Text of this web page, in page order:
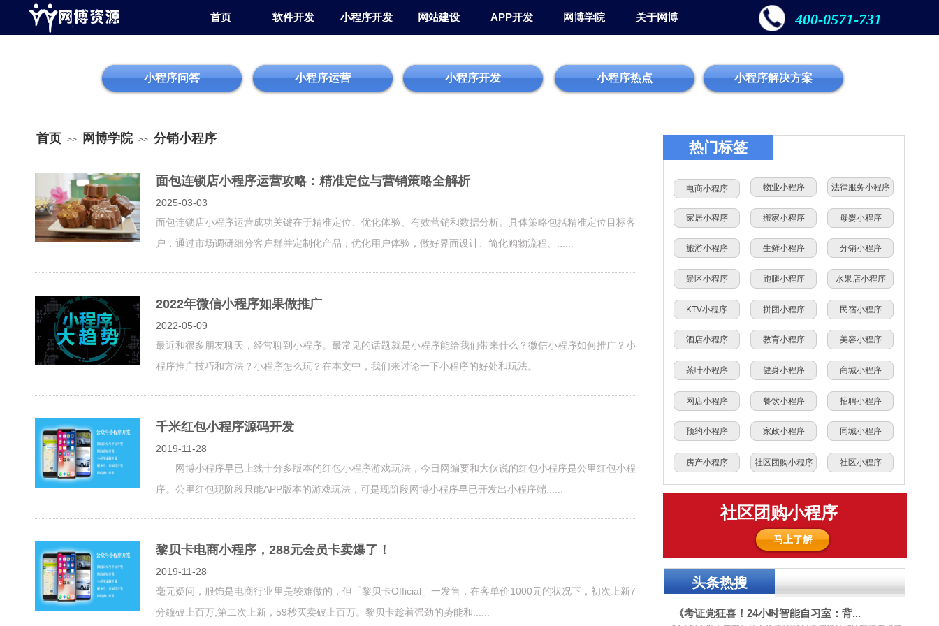
400-0571-731
首页 软件开发 小程序开发 网站建设 APP开发 网博学院 关于网博
小程序运营 小程序开发
小程序问答 小程序热点 小程序解决方案
头条热搜
《考证党狂喜！24小时智能自习室：背...
首页 >> 网博学院 >> 分销小程序
搬家小程序
物业小程序
家居小程序
旅游小程序
电商小程序
热门标签
生鲜小程序
景区小程序 跑腿小程序
KTV小程序 拼团小程序
酒店小程序 教育小程序
茶叶小程序 健身小程序
网店小程序 餐饮小程序
预约小程序 家政小程序
房产小程序 社区团购小程序
母婴小程序
分销小程序
水果店小程序
民宿小程序
美容小程序
商城小程序
招聘小程序
同城小程序
社区小程序
法律服务小程序
面包连锁店小程序运营攻略：精准定位与营销策略全解析
2025-03-03
面包连锁店小程序运营成功关键在于精准定位、优化体验、有效营销和数据分析。具体策略包括精准定位目标客
户，通过市场调研细分客户群并定制化产品；优化用户体验，做好界面设计、简化购物流程、......
2022年微信小程序如果做推广
2022-05-09
最近和很多朋友聊天，经常聊到小程序。最常见的话题就是小程序能给我们带来什么？微信小程序如何推广？小
程序推广技巧和方法？小程序怎么玩？在本文中，我们来讨论一下小程序的好处和玩法。
千米红包小程序源码开发
2019-11-28
网博小程序早已上线十分多版本的红包小程序游戏玩法，今日网编要和大伙说的红包小程序是公里红包小程
序。公里红包现阶段只能APP版本的游戏玩法，可是现阶段网博小程序早已开发出小程序端......
黎贝卡电商小程序，288元会员卡卖爆了！
2019-11-28
毫无疑问，服饰是电商行业里是较难做的，但「黎贝卡Official」一发售，在客单价1000元的状况下，初次上新7
分鐘破上百万;第二次上新，59秒买卖破上百万。黎贝卡趁着强劲的势能和......
马上了解
社区团购小程序